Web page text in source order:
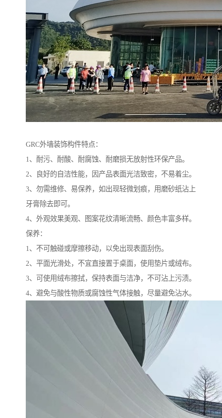
GRC外墙装饰构件特点：
1、耐污、耐酸、耐腐蚀、耐磨损无放射性环保产品。
2、良好的自洁性能，因产品表面光洁致密，不易着尘。
3、勿需维修、易保养，如出现轻微划痕，用磨砂纸沾上
牙膏除去即可。
4、外观效果美观、图案花纹清晰流畅、颜色丰富多样。
保养：
1、不可触碰或摩擦移动，以免出现表面刮伤。
2、平面光滑处，不宜直接置于桌面，使用垫片或绒布。
3、可使用绒布擦拭，保持表面与洁净，不可沾上污渍。
4、避免与酸性物质或腐蚀性气体接触，尽量避免沾水。